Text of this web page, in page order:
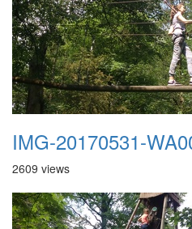
IMG-20170531-
2609 views